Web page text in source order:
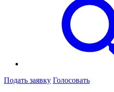
Подать заявку Голосовать